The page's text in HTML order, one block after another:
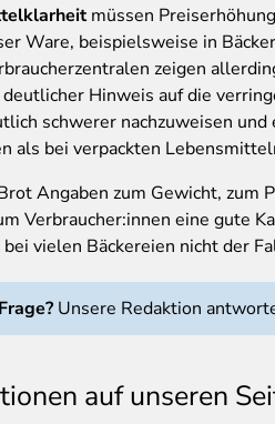
müssen
Ware, beispielsweise in
zeigen
Hinweis auf die
schwerer nachzuweisen
als bei verpackten
Angaben zum Gewicht, zum
Verbraucher:innen eine gute
vielen Bäckereien nicht der
Unsere Redaktion
auf unseren